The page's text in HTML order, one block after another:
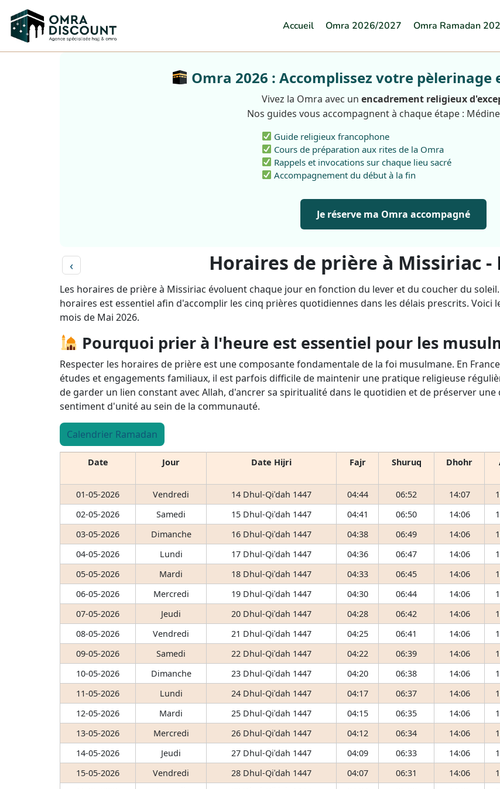
Accueil Omra 2026/2027 Omra Ramadan
Omra 2026 : Accomplissez votre
Vivez la Omra avec un encadrement religieux
Nos guides vous accompagnent à chaque étape :
Guide religieux francophone
Cours de préparation aux rites de la Omra
Rappels et invocations sur chaque lieu sacré
Accompagnement du début à la fin
Je réserve ma Omra accompagné
‹ Horaires de prière à Missiriac -
Les horaires de prière à Missiriac évoluent chaque jour en fonction du lever et du coucher du
horaires est essentiel afin d'accomplir les cinq prières quotidiennes dans les délais prescrits.
mois de Mai 2026.
Pourquoi prier à l'heure est essentiel pour les
Respecter les horaires de prière est une composante fondamentale de la foi musulmane. En
études et engagements familiaux, il est parfois difficile de maintenir une pratique religieuse
de garder un lien constant avec Allah, d'ancrer sa spiritualité dans le quotidien et de préserver
sentiment d'unité au sein de la communauté.
Calendrier Ramadan
Date Jour Date Hijri Fajr Shuruq Dhohr
01-05-2026
Vendredi 14 Dhul-Qiʿdah 1447 04:44 06:52 14:07
02-05-2026
Samedi 15 Dhul-Qiʿdah 1447 04:41 06:50 14:06
03-05-2026
Dimanche 16 Dhul-Qiʿdah 1447 04:38 06:49 14:06
04-05-2026
Lundi 17 Dhul-Qiʿdah 1447 04:36 06:47 14:06
05-05-2026
Mardi 18 Dhul-Qiʿdah 1447 04:33 06:45 14:06
06-05-2026
Mercredi 19 Dhul-Qiʿdah 1447 04:30 06:44 14:06
07-05-2026
Jeudi 20 Dhul-Qiʿdah 1447 04:28 06:42 14:06
08-05-2026
Vendredi 21 Dhul-Qiʿdah 1447 04:25 06:41 14:06
09-05-2026
Samedi 22 Dhul-Qiʿdah 1447 04:22 06:39 14:06
10-05-2026
Dimanche 23 Dhul-Qiʿdah 1447 04:20 06:38 14:06
11-05-2026
Lundi 24 Dhul-Qiʿdah 1447 04:17 06:37 14:06
12-05-2026
Mardi 25 Dhul-Qiʿdah 1447 04:15 06:35 14:06
13-05-2026
Mercredi 26 Dhul-Qiʿdah 1447 04:12 06:34 14:06
14-05-2026
Jeudi 27 Dhul-Qiʿdah 1447 04:09 06:33 14:06
15-05-2026
Vendredi 28 Dhul-Qiʿdah 1447 04:07 06:31 14:06